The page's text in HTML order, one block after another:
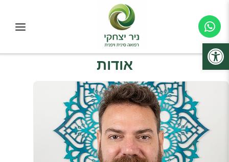
פתח סרגל נגישות
אודות